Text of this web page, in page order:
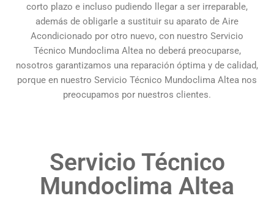
corto plazo e incluso pudiendo llegar a ser irreparable,
además de obligarle a sustituir su aparato de Aire
Acondicionado por otro nuevo, con nuestro Servicio
Técnico Mundoclima Altea no deberá preocuparse,
nosotros garantizamos una reparación óptima y de calidad,
porque en nuestro Servicio Técnico Mundoclima Altea nos
preocupamos por nuestros clientes.
Servicio Técnico
Mundoclima Altea